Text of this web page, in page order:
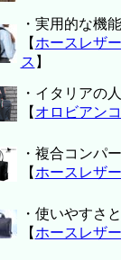
・実用的な機
【 ホースレザ
ス 】
・イタリアの
【 オロビアン
・複合コンパ
【 ホースレザ
・使いやすさ
【 ホースレザ